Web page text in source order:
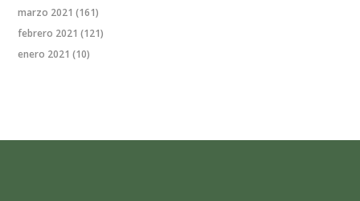
marzo 2021 (161)
febrero 2021 (121)
enero 2021 (10)